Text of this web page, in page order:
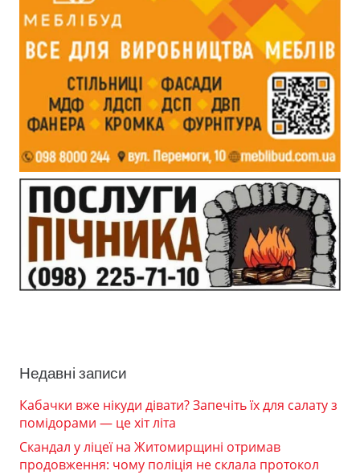
Недавні записи
Кабачки вже нікуди дівати? Запечіть їх для салату з
помідорами — це хіт літа
Скандал у ліцеї на Житомирщині отримав
продовження: чому поліція не склала протокол